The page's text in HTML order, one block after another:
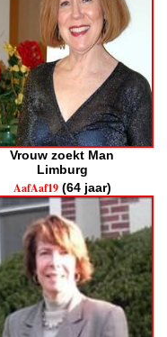
Vrouw zoekt Man
Limburg
AafAaf19(64 jaar)